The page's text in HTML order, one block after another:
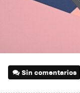
Sin comentarios